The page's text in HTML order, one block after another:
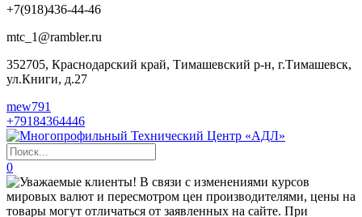
+7(918)436-44-46
mtc_1@rambler.ru
352705, Краснодарский край, Тимашевский р-н, г.Тимашевск,
ул.Книги, д.27
mew791
+79184364446
0